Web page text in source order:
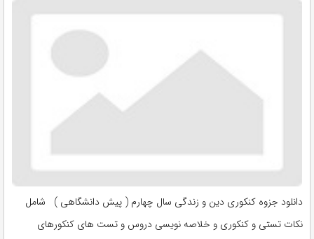
دانلود جزوه کنکوری دین و زندگی سال چهارم ( پیش دانشگاهی ) شامل
نکات تستی و کنکوری و خلاصه نویسی دروس و تست های کنکورهای